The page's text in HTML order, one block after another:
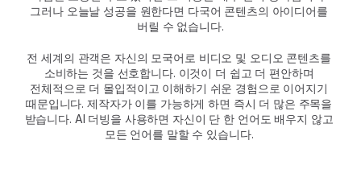
그러나 오늘날 성공을 원한다면 다국어 콘텐츠의 아이디어를
버릴 수 없습니다.
전 세계의 관객은 자신의 모국어로 비디오 및 오디오 콘텐츠를
소비하는 것을 선호합니다. 이것이 더 쉽고 더 편안하며
전체적으로 더 몰입적이고 이해하기 쉬운 경험으로 이어지기
때문입니다. 제작자가 이를 가능하게 하면 즉시 더 많은 주목을
받습니다. AI 더빙을 사용하면 자신이 단 한 언어도 배우지 않고
모든 언어를 말할 수 있습니다.